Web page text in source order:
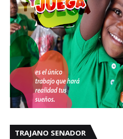
TRAJANO SENADOR